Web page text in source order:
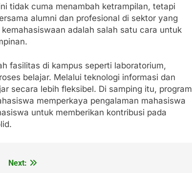
tidak cuma menambah ketrampilan, tetapi
alumni dan profesional di sektor yang
adalah salah satu cara untuk
fasilitas di kampus seperti laboratorium,
belajar. Melalui teknologi informasi dan
secara lebih fleksibel. Di samping itu, program
memperkaya pengalaman mahasiswa
untuk memberikan kontribusi pada
Next: